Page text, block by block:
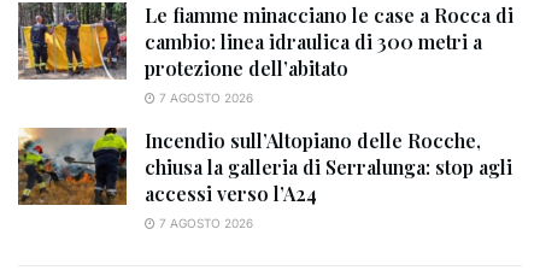
Le fiamme minacciano le case a Rocca di
cambio: linea idraulica di 300 metri a
protezione dell’abitato
7 AGOSTO 2026
Incendio sull’Altopiano delle Rocche,
chiusa la galleria di Serralunga: stop agli
accessi verso l’A24
7 AGOSTO 2026